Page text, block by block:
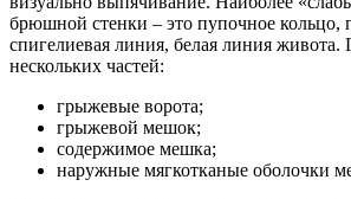
брюшной стенки – это пупочное кольцо,
спигелиевая линия, белая линия живота.
нескольких частей:
грыжевые ворота;
грыжевой мешок;
содержимое мешка;
наружные мягкотканые оболочки